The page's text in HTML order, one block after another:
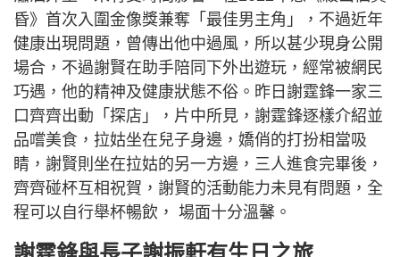
昏》首次入圍金像獎兼奪「最佳男主角」，不過近年
健康出現問題，曾傳出他中過風，所以甚少現身公開
場合，不過謝賢在助手陪同下外出遊玩，經常被網民
巧遇，他的精神及健康狀態不俗。昨日謝霆鋒一家三
口齊齊出動「探店」，片中所見，謝霆鋒逐樣介紹並
品嚐美食，拉姑坐在兒子身邊，嬌俏的打扮相當吸
睛，謝賢則坐在拉姑的另一方邊，三人進食完畢後，
齊齊碰杯互相祝賀，謝賢的活動能力未見有問題，全
程可以自行舉杯暢飲， 場面十分溫馨。